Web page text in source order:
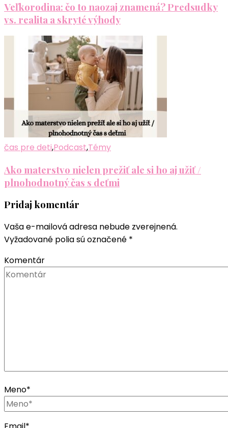
Veľkorodina: čo to naozaj znamená? Predsudky
vs. realita a skryté výhody
čas pre deti,Podcast,Témy
Ako materstvo nielen prežiť ale si ho aj užiť /
plnohodnotný čas s deťmi
Pridaj komentár
Vaša e-mailová adresa nebude zverejnená.
Vyžadované polia sú označené *
Komentár
Meno*